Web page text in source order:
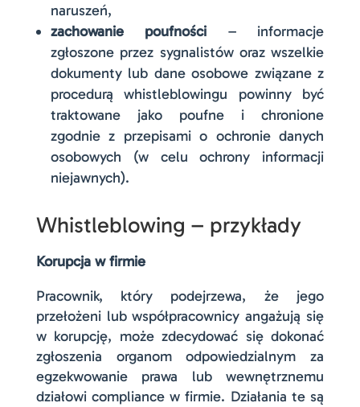
naruszeń,
zachowanie poufności – informacje
zgłoszone przez sygnalistów oraz wszelkie
dokumenty lub dane osobowe związane z
procedurą whistleblowingu powinny być
traktowane jako poufne i chronione
zgodnie z przepisami o ochronie danych
osobowych (w celu ochrony informacji
niejawnych).
Whistleblowing – przykłady
Korupcja w firmie
Pracownik, który podejrzewa, że jego
przełożeni lub współpracownicy angażują się
w korupcję, może zdecydować się dokonać
zgłoszenia organom odpowiedzialnym za
egzekwowanie prawa lub wewnętrznemu
działowi compliance w firmie. Działania te są